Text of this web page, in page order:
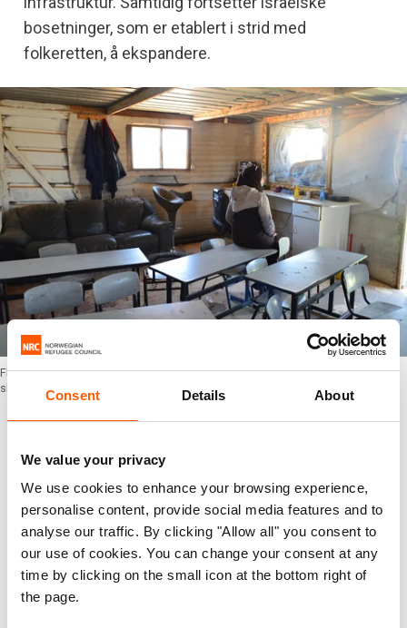
Consent Details About
We value your privacy
We use cookies to enhance your browsing experience,
personalise content, provide social media features and to
analyse our traffic. By clicking "Allow all" you consent to
our use of cookies. You can change your consent at any
time by clicking on the small icon at the bottom right of
the page.
bosetninger, som er etablert i strid med
folkeretten, å ekspandere.
FRISØRSALONG: Denne frisørsalongen fungerer nå som klasserom etter at
skolen i Abu Nuwar ble revet. Foto: Flyktninghjelpen
hendelser hvor tåregass og lydbomber ble kastet
på elever på vei til eller fra skolen, ble rapportert i
løpet av de tre første månedene i år. I fjor ble fire
skoler revet eller konfiskert og det ble
dokumentert 256 overgrep relatert til utdanning.
Disse hendelse omfattet over over 29.000 elever.